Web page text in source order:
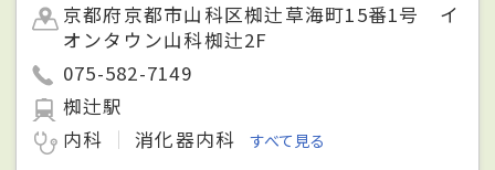
京都府京都市山科区椥辻草海町15番1号 イ
オンタウン山科椥辻2F
075-582-7149
椥辻駅
内科
消化器内科 すべて見る